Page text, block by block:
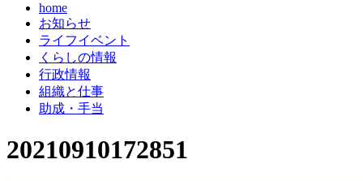
home
お知らせ
ライフイベント
くらしの情報
行政情報
組織と仕事
助成・手当
20210910172851